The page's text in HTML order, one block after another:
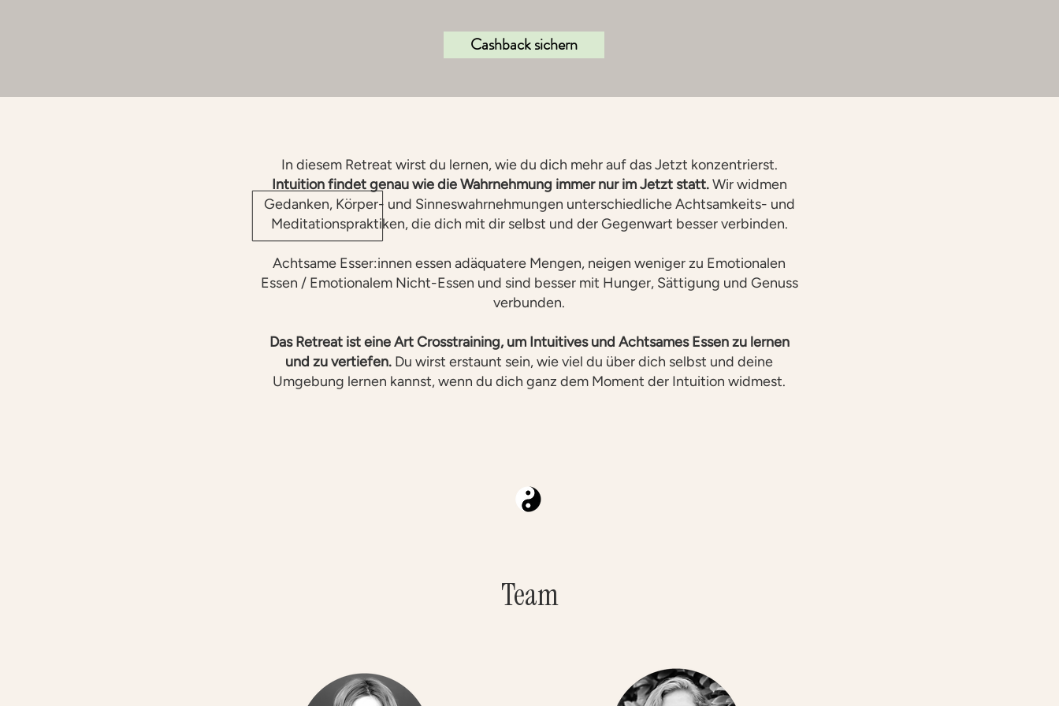
Cashback sichern
In diesem Retreat wirst du lernen, wie du dich mehr auf das Jetzt konzentrierst.
Intuition findet genau wie die Wahrnehmung immer nur im Jetzt statt.Wir widmen
Gedanken, Körper- und Sinneswahrnehmungen unterschiedliche Achtsamkeits- und
Meditationspraktiken, die dich mit dir selbst und der Gegenwart besser verbinden.
Achtsame Esser:innen essen adäquatere Mengen, neigen weniger zu Emotionalen
Essen / Emotionalem Nicht-Essen und sind besser mit Hunger, Sättigung und Genuss
verbunden.
Das Retreat ist eine Art Crosstraining, um Intuitives und Achtsames Essen zu lernen
und zu vertiefen. Du wirst erstaunt sein, wie viel du über dich selbst und deine
Umgebung lernen kannst, wenn du dich ganz dem Moment der Intuition widmest.
Team